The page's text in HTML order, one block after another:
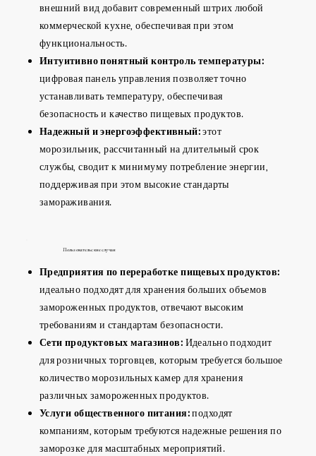
внешний вид добавит современный штрих любой
коммерческой кухне, обеспечивая при этом
функциональность.
Интуитивно понятный контроль температуры:
цифровая панель управления позволяет точно
устанавливать температуру, обеспечивая
безопасность и качество пищевых продуктов.
Надежный и энергоэффективный:этот
морозильник, рассчитанный на длительный срок
службы, сводит к минимуму потребление энергии,
поддерживая при этом высокие стандарты
замораживания.
Пользовательские случаи
Предприятия по переработке пищевых продуктов:
идеально подходят для хранения больших объемов
замороженных продуктов, отвечают высоким
требованиям и стандартам безопасности.
Сети продуктовых магазинов: Идеально подходит
для розничных торговцев, которым требуется большое
количество морозильных камер для хранения
различных замороженных продуктов.
Услуги общественного питания:подходят
компаниям, которым требуются надежные решения по
заморозке для масштабных мероприятий.